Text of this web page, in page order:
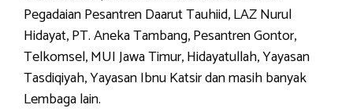
Pegadaian Pesantren Daarut Tauhiid, LAZ Nurul
Hidayat, PT. Aneka Tambang, Pesantren Gontor,
Telkomsel, MUI Jawa Timur, Hidayatullah, Yayasan
Tasdiqiyah, Yayasan Ibnu Katsir dan masih banyak
Lembaga lain.